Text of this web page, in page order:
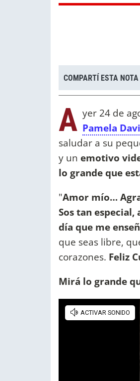
COMPARTÍ ESTA NOTA
A yer 24 de
Pamela
saludar a su
y un emotivo
lo grande que
"Amor mío…
Sos tan
día que me
que seas libre,
corazones. Feliz
Mirá lo grande